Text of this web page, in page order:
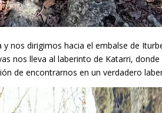
nos dirigimos hacia el embalse de
nos lleva al laberinto de Katarri,
de encontrarnos en un verdadero